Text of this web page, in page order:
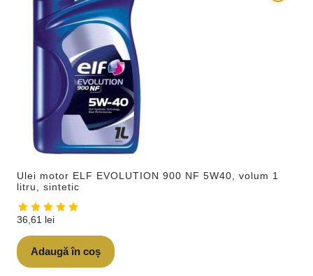
Ulei motor ELF EVOLUTION 900 NF 5W40, volum 1
litru, sintetic
36,61 lei
Adaugă în coș